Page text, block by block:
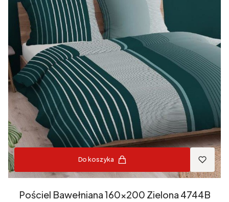
Do koszyka
Pościel Bawełniana 160x200 Zielona 4744B